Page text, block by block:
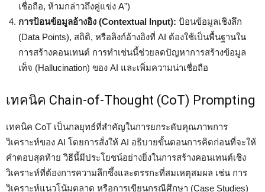
เชื่อถือ, ห้ามกล่าวถึงคู่แข่ง A”)
การป้อนข้อมูลอ้างอิง (Contextual Input): ป้อนข้อมูลเชิงลึก
(Data Points), สถิติ, หรือลิงก์อ้างอิงที่ AI ต้องใช้เป็นพื้นฐานใน
การสร้างคอนเทนต์ การทำเช่นนี้ช่วยลดปัญหาการสร้างข้อมูล
เท็จ (Hallucination) ของ AI และเพิ่มความน่าเชื่อถือ
เทคนิค Chain-of-Thought (CoT) Prompting
เทคนิค CoT เป็นกลยุทธ์ที่สำคัญในการยกระดับคุณภาพการ
วิเคราะห์ของ AI โดยการสั่งให้ AI อธิบายขั้นตอนการคิดก่อนที่จะให้
คำตอบสุดท้าย วิธีนี้มีประโยชน์อย่างยิ่งในการสร้างคอนเทนต์เชิง
วิเคราะห์ที่ต้องการความลึกซึ้งและตรรกะที่สมเหตุสมผล เช่น การ
วิเคราะห์แนวโน้มตลาด หรือการเขียนกรณีศึกษา (Case Studies)